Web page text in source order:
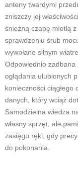
anteny twardymi
zniszczy jej
śnieżną czapę miotłą
sprawdzeniu śrub
wywołane silnym
Odpowiednio
oglądania ulubionych
konieczności
danych, który wciąż
Samodzielna wiedza
własny sprzęt, ale
zasięgu ręki, gdy
do pokonania.